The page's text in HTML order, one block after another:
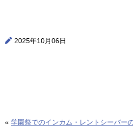
2025年10月06日
« 学園祭でのインカム・レントシーバー